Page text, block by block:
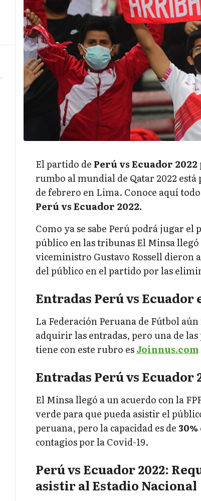
El partido de Perú vs Ecuador 2022
rumbo al mundial de Qatar 2022
de febrero en Lima. Conoce aquí
Perú vs Ecuador 2022.
Como ya se sabe Perú podrá jugar el
público en las tribunas El Minsa llegó
viceministro Gustavo Rossell dieron
del público en el partido por las
Entradas Perú vs
La Federación Peruana de Fútbol
adquirir las entradas, pero una de
tiene con este rubro esJoinnus.com
Entradas Perú vs Ecuador
El Minsa llegó a un acuerdo con la
verde para que pueda asistir el
peruana, pero la capacidad es de
contagios por la Covid-19.
Perú vs Ecuador 2022:
asistir al Estadio Nacional